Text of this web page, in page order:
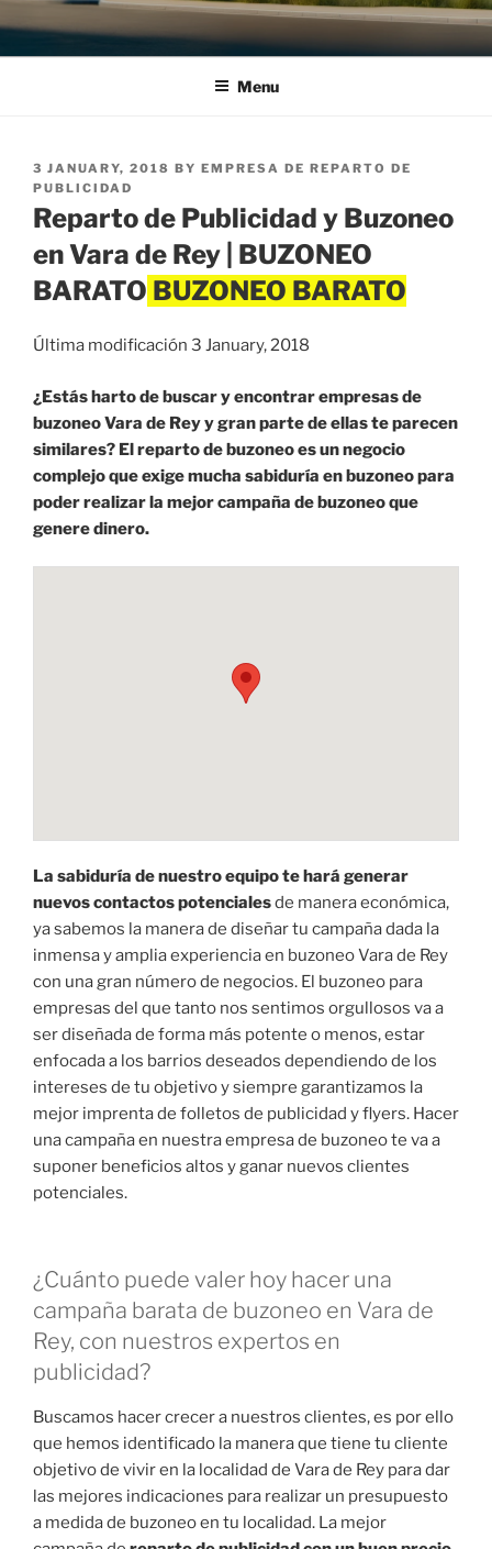
Menu
POSTED
ON
3 JANUARY, 2018 BY EMPRESA DE REPARTO DE
PUBLICIDAD
Reparto de Publicidad y Buzoneo
en Vara de Rey | BUZONEO
BARATO
Última modificación 3 January, 2018
¿Estás harto de buscar y encontrar empresas de
buzoneo Vara de Rey y gran parte de ellas te parecen
similares? El reparto de buzoneo es un negocio
complejo que exige mucha sabiduría en buzoneo para
poder realizar la mejor campaña de buzoneo que
genere dinero.
La sabiduría de nuestro equipo te hará generar
nuevos contactos potencialesde manera económica,
ya sabemos la manera de diseñar tu campaña dada la
inmensa y amplia experiencia en buzoneo Vara de Rey
con una gran número de negocios. El buzoneo para
empresas del que tanto nos sentimos orgullosos va a
ser diseñada de forma más potente o menos, estar
enfocada a los barrios deseados dependiendo de los
intereses de tu objetivo y siempre garantizamos la
mejor imprenta de folletos de publicidad y flyers. Hacer
una campaña en nuestra empresa de buzoneo te va a
suponer beneficios altos y ganar nuevos clientes
potenciales.
¿Cuánto puede valer hoy hacer una
campaña barata de buzoneo en Vara de
Rey, con nuestros expertos en
publicidad?
Buscamos hacer crecer a nuestros clientes, es por ello
que hemos identificado la manera que tiene tu cliente
objetivo de vivir en la localidad de Vara de Rey para dar
las mejores indicaciones para realizar un presupuesto
a medida de buzoneo en tu localidad. La mejor